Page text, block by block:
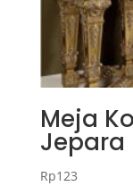
Meja
Jepara
Rp123